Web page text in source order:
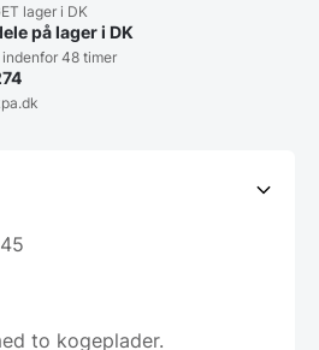
lager i DK
på lager i DK
indenfor 48 timer
to kogeplader.